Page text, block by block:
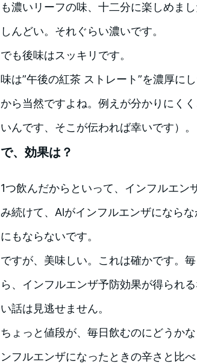
も濃いリーフの味、十二分に楽しめま
しんどい。それぐらい濃いです。
でも後味はスッキリです。
味は”午後の紅茶 ストレート”を濃厚に
から当然ですよね。例えが分かりにく
いんです、そこが伝われば幸いです）。
で、効果は？
1つ飲んだからといって、インフルエン
み続けて、Alがインフルエンザになら
にもならないです。
ですが、美味しい。これは確かです。
ら、インフルエンザ予防効果が得られ
い話は見逃せません。
ちょっと値段が、毎日飲むのにどうか
ンフルエンザになったときの辛さと比